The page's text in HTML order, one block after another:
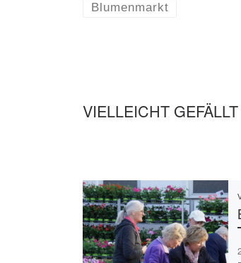
Blumenmarkt
VIELLEICHT